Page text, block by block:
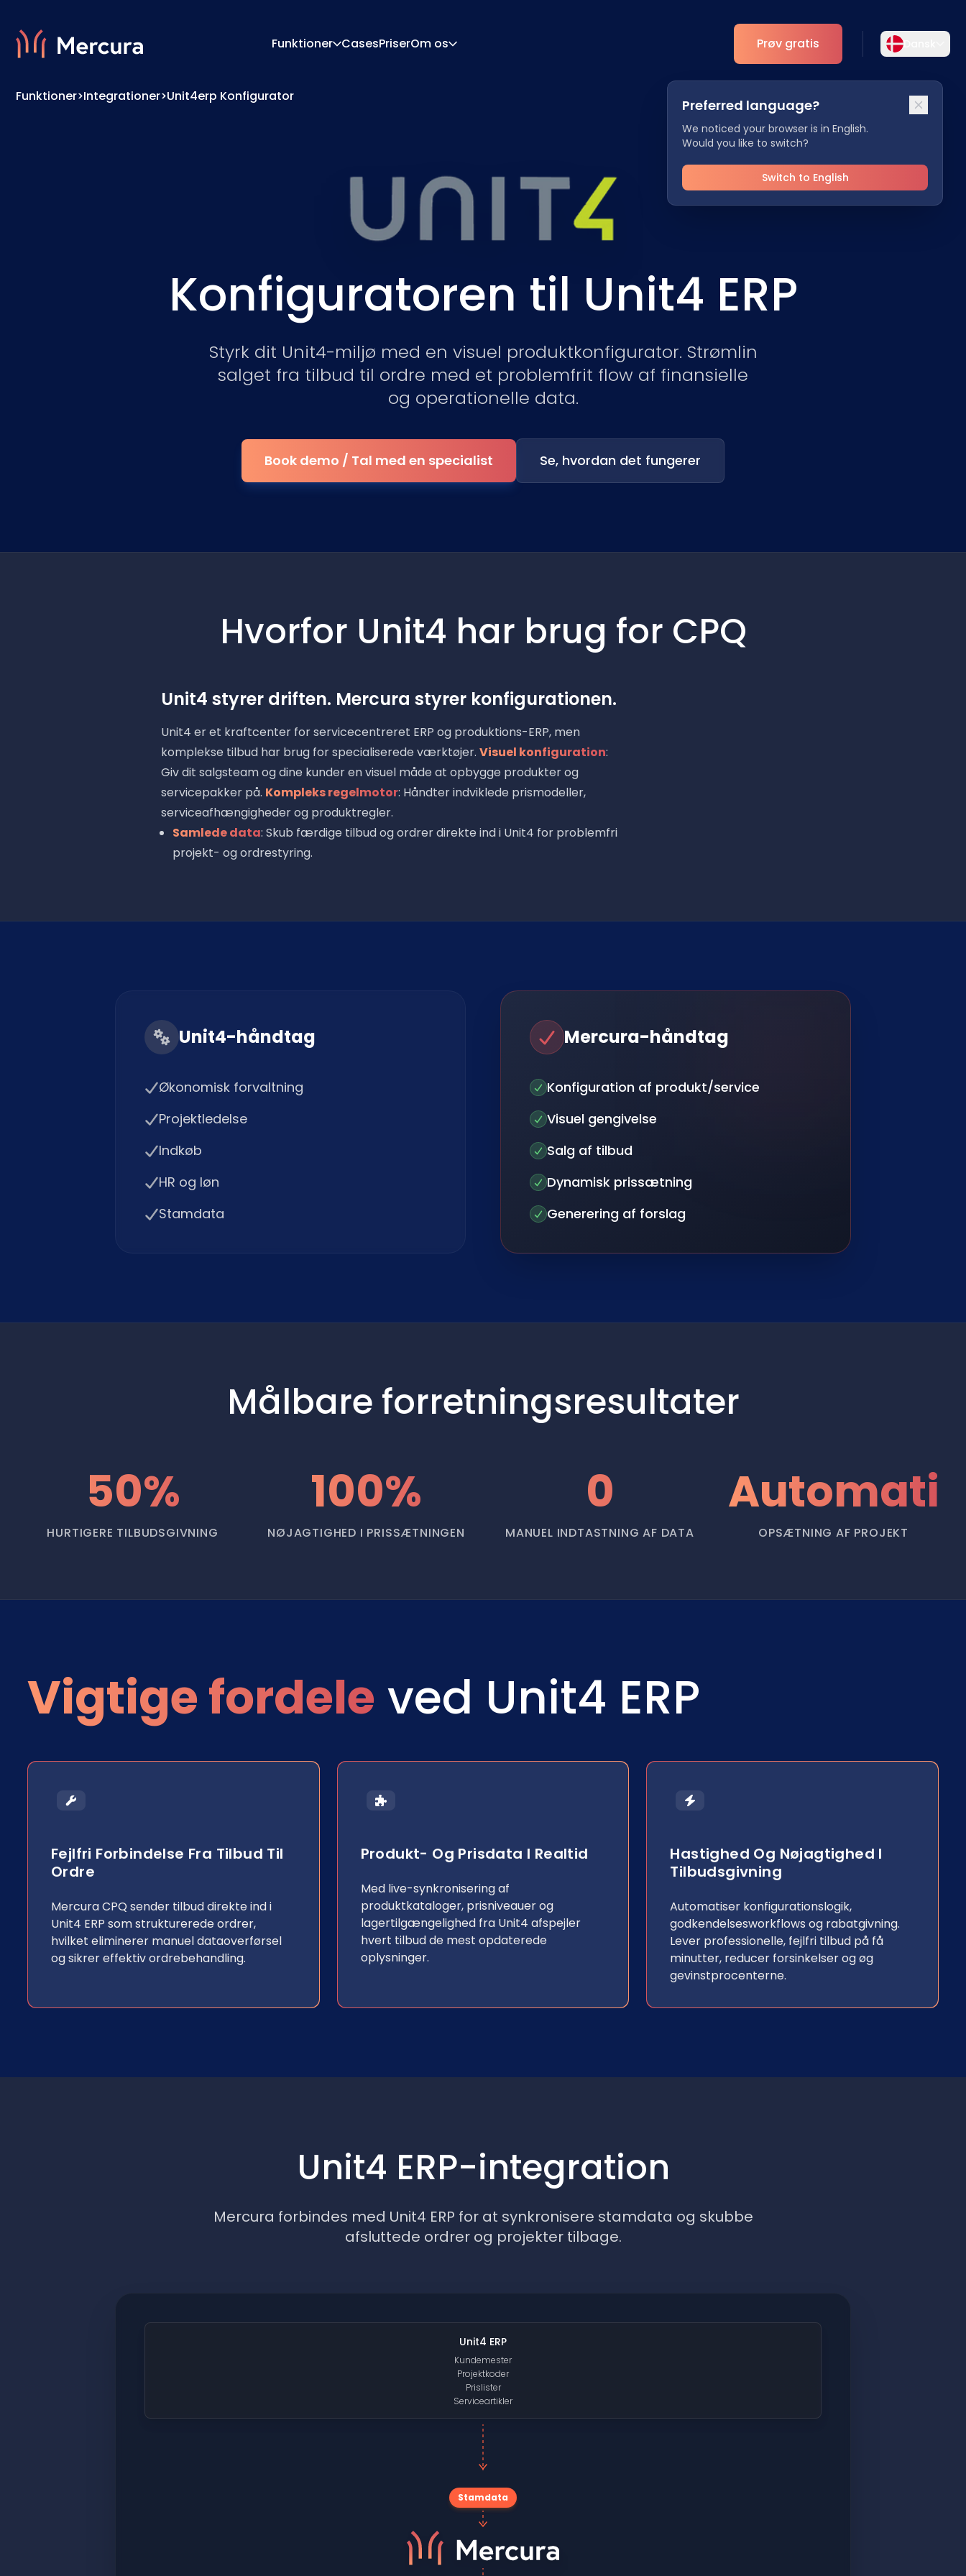
Funktioner
Analytics
CasesPriserOm os
Preferred language?
We noticed your browser is in English.
Would you like to switch?
Switch to English
Prøv gratis Dansk
Vælg dit foretrukne sprog for en mere
personlig oplevelse.
English Deutsch
Español Dansk
Français
FR
NL
Funktioner>Integrationer>Unit4erp Konfigurator
Konfiguratoren til Unit4 ERP
Styrk dit Unit4-miljø med en visuel produktkonfigurator. Strømlin
salget fra tilbud til ordre med et problemfrit flow af finansielle
og operationelle data.
Book demo / Tal med en specialist Se, hvordan det fungerer
Hvorfor Unit4 har brug for CPQ
Unit4 styrer driften. Mercura styrer konfigurationen.
Unit4 er et kraftcenter for servicecentreret ERP og produktions-ERP, men
komplekse tilbud har brug for specialiserede værktøjer. Visuel konfiguration:
Giv dit salgsteam og dine kunder en visuel måde at opbygge produkter og
servicepakker på. Kompleks regelmotor: Håndter indviklede prismodeller,
serviceafhængigheder og produktregler.
Samlede data: Skub færdige tilbud og ordrer direkte ind i Unit4 for problemfri
projekt- og ordrestyring.
Unit4-håndtag
Økonomisk forvaltning
Projektledelse
Indkøb
HR og løn
Stamdata
Mercura-håndtag
Konfiguration af produkt/service
Visuel gengivelse
Salg af tilbud
Dynamisk prissætning
Generering af forslag
Målbare forretningsresultater
50%
HURTIGERE TILBUDSGIVNING
100%
NØJAGTIGHED I PRISSÆTNINGEN
0
MANUEL INDTASTNING AF DATA OPSÆTNING AF PROJEKT
Vigtige fordele ved Unit4 ERP
Fejlfri Forbindelse Fra Tilbud Til
Ordre
Mercura CPQ sender tilbud direkte ind i
Unit4 ERP som strukturerede ordrer,
hvilket eliminerer manuel dataoverførsel
og sikrer effektiv ordrebehandling.
Produkt- Og Prisdata I Realtid
Med live-synkronisering af
produktkataloger, prisniveauer og
lagertilgængelighed fra Unit4 afspejler
hvert tilbud de mest opdaterede
oplysninger.
Hastighed Og Nøjagtighed I
Tilbudsgivning
Automatiser konfigurationslogik,
godkendelsesworkflows og rabatgivning.
Lever professionelle, fejlfri tilbud på få
minutter, reducer forsinkelser og øg
gevinstprocenterne.
Unit4 ERP-integration
Mercura forbindes med Unit4 ERP for at synkronisere stamdata og skubbe
afsluttede ordrer og projekter tilbage.
Unit4 ERP
Kundemester
Projektkoder
Prislister
Serviceartikler
Stamdata